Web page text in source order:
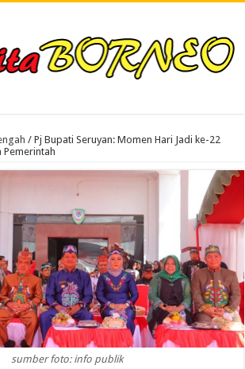
/ Pj Bupati Seruyan: Momen Hari Jadi ke-22
Pemerintah
sumber foto: info publik